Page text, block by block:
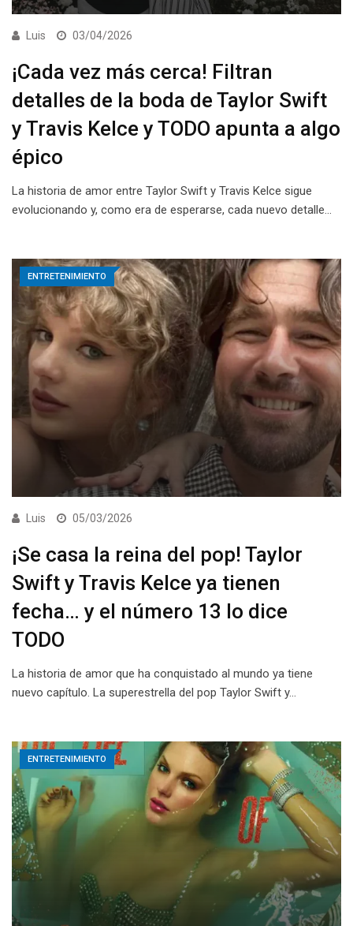
Luis 03/04/2026
¡Cada vez más cerca! Filtran
detalles de la boda de Taylor Swift
y Travis Kelce y TODO apunta a algo
épico
La historia de amor entre Taylor Swift y Travis Kelce sigue
evolucionando y, como era de esperarse, cada nuevo detalle…
ENTRETENIMIENTO
Luis 05/03/2026
¡Se casa la reina del pop! Taylor
Swift y Travis Kelce ya tienen
fecha… y el número 13 lo dice
TODO
La historia de amor que ha conquistado al mundo ya tiene
nuevo capítulo. La superestrella del pop Taylor Swift y…
ENTRETENIMIENTO